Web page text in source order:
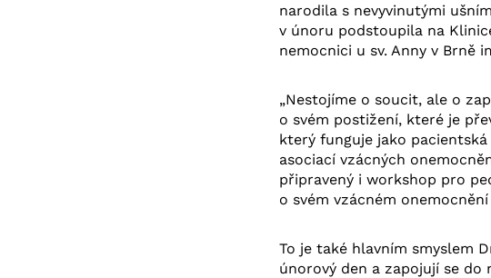
narodila s nevyvinutými
v únoru podstoupila na
nemocnici u sv. Anny v Brně
„Nestojíme o soucit, ale o
o svém postižení, které je
který funguje jako pacientská
asociací vzácných
připravený i workshop pro
o svém vzácném
To je také hlavním smyslem
únorový den a zapojují se